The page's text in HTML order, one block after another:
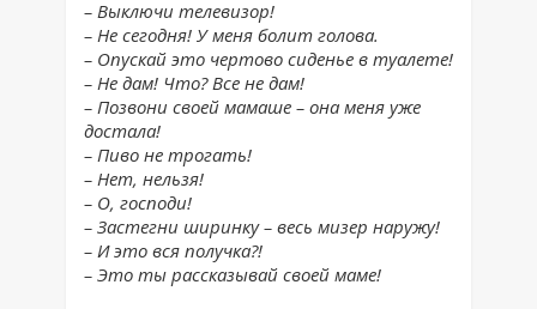
– Выключи телевизор!
– Не сегодня! У меня болит голова.
– Опускай это чертово сиденье в туалете!
– Не дам! Что? Все не дам!
– Позвони своей мамаше – она меня уже
достала!
– Пиво не трогать!
– Нет, нельзя!
– О, господи!
– Застегни ширинку – весь мизер наружу!
– И это вся получка?!
– Это ты рассказывай своей маме!